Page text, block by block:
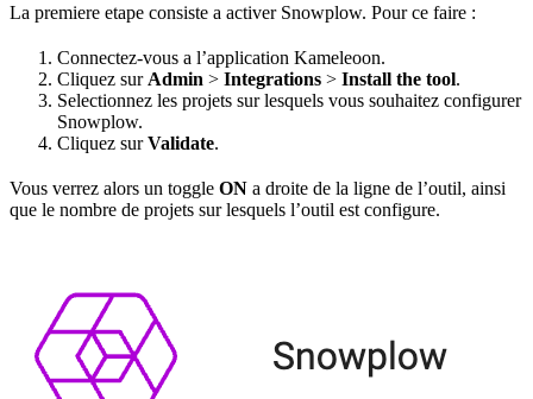
La premiere etape consiste a activer Snowplow. Pour ce faire :
Connectez-vous a l’application Kameleoon.
Cliquez sur Admin > Integrations > Install the tool.
Selectionnez les projets sur lesquels vous souhaitez configurer
Snowplow.
Cliquez surValidate.
Vous verrez alors un toggle ON a droite de la ligne de l’outil, ainsi
que le nombre de projets sur lesquels l’outil est configure.